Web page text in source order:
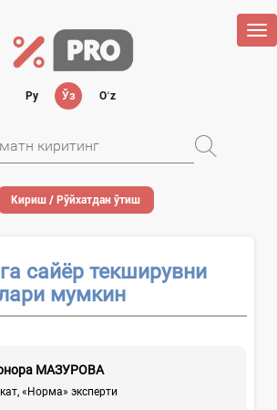
Ру Ўз Oʻz
Кириш / Рўйхатдан ўтиш
сайёр текширувни
мумкин
МАЗУРОВА
«Норма» эксперти